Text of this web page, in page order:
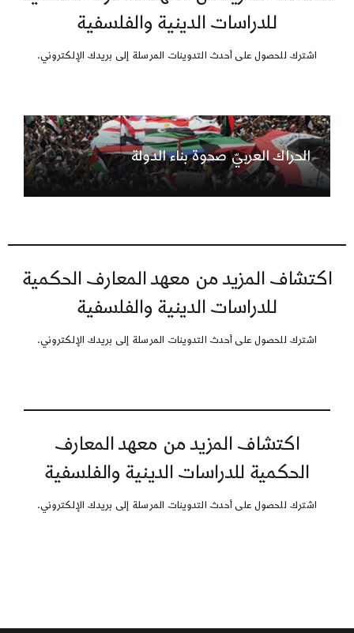
للدراسات الدينية والفلسفية
اشترك للحصول على أحدث التدوينات المرسلة إلى بريدك الإلكتروني.
الحراك العربيّ صحوة بناء الدولة
اكتشاف المزيد من معهد المعارف الحكمية
للدراسات الدينية والفلسفية
اشترك للحصول على أحدث التدوينات المرسلة إلى بريدك الإلكتروني.
اكتشاف المزيد من معهد المعارف
الحكمية للدراسات الدينية والفلسفية
اشترك للحصول على أحدث التدوينات المرسلة إلى بريدك الإلكتروني.